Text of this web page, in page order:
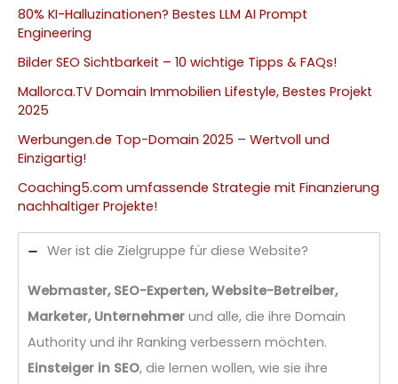
80% KI-Halluzinationen? Bestes LLM AI Prompt
Engineering
Bilder SEO Sichtbarkeit – 10 wichtige Tipps & FAQs!
Mallorca.TV Domain Immobilien Lifestyle, Bestes Projekt
2025
Werbungen.de Top-Domain 2025 – Wertvoll und
Einzigartig!
Coaching5.com umfassende Strategie mit Finanzierung
nachhaltiger Projekte!
Wer ist die Zielgruppe für diese Website?
Webmaster, SEO-Experten, Website-Betreiber,
Marketer, Unternehmer und alle, die ihre Domain
Authority und ihr Ranking verbessern möchten.
Einsteiger in SEO, die lernen wollen, wie sie ihre